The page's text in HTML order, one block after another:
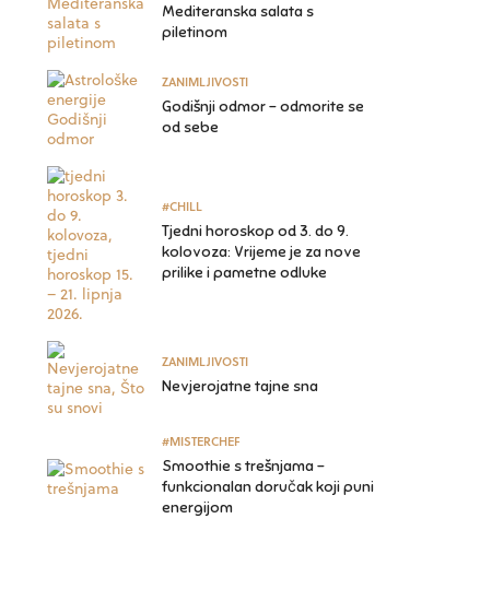
Mediteranska salata s
piletinom
ZANIMLJIVOSTI
Godišnji odmor – odmorite se
od sebe
#CHILL
Tjedni horoskop od 3. do 9.
kolovoza: Vrijeme je za nove
prilike i pametne odluke
ZANIMLJIVOSTI
Nevjerojatne tajne sna
#MISTERCHEF
Smoothie s trešnjama –
funkcionalan doručak koji puni
energijom